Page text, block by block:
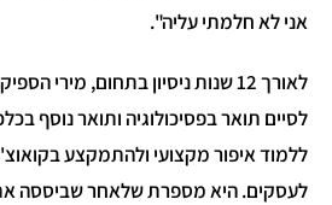
אני לא חלמתי עליה".
לאורך 12 שנות ניסיון בתחום, מירי
לסיים תואר בפסיכולוגיה ותואר נוסף
ללמוד איפור מקצועי ולהתמקצע
לעסקים. היא מספרת שלאחר שביססה